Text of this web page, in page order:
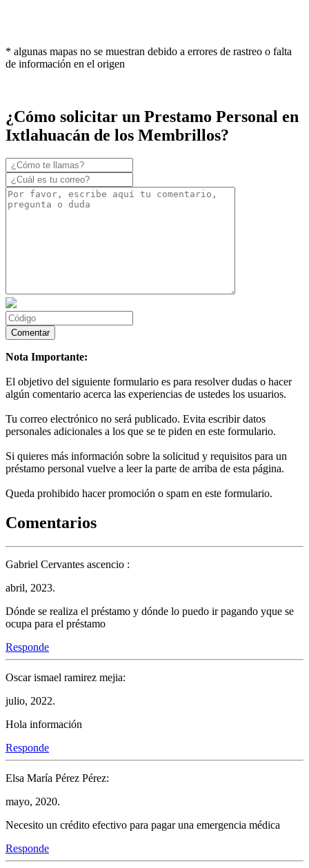
* algunas mapas no se muestran debido a errores de rastreo o falta
de información en el origen
¿Cómo solicitar un Prestamo Personal en
Ixtlahuacán de los Membrillos?
Nota Importante:
El objetivo del siguiente formulario es para resolver dudas o hacer
algún comentario acerca las experiencias de ustedes los usuarios.
Tu correo electrónico no será publicado. Evita escribir datos
personales adicionales a los que se te piden en este formulario.
Si quieres más información sobre la solicitud y requisitos para un
préstamo personal vuelve a leer la parte de arriba de esta página.
Queda prohibido hacer promoción o spam en este formulario.
Comentarios
Gabriel Cervantes ascencio :
abril, 2023.
Dónde se realiza el préstamo y dónde lo puedo ir pagando yque se
ocupa para el préstamo
Responde
Oscar ismael ramirez mejia:
julio, 2022.
Hola información
Responde
Elsa María Pérez Pérez:
mayo, 2020.
Necesito un crédito efectivo para pagar una emergencia médica
Responde